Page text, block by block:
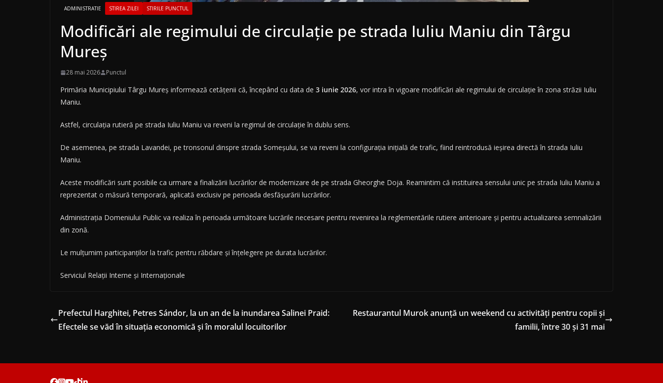
ADMINISTRATIE STIREA ZILEI STIRILE PUNCTUL
Modificări ale regimului de circulație pe strada Iuliu Maniu din Târgu
Mureș
28 mai 2026 Punctul
Primăria Municipiului Târgu Mureș informează cetățenii că, începând cu data de 3 iunie 2026, vor intra în vigoare modificări ale regimului de circulație în zona străzii Iuliu
Maniu.
Astfel, circulația rutieră pe strada Iuliu Maniu va reveni la regimul de circulație în dublu sens.
De asemenea, pe strada Lavandei, pe tronsonul dinspre strada Someșului, se va reveni la configurația inițială de trafic, fiind reintrodusă ieșirea directă în strada Iuliu
Maniu.
Aceste modificări sunt posibile ca urmare a finalizării lucrărilor de modernizare de pe strada Gheorghe Doja. Reamintim că instituirea sensului unic pe strada Iuliu Maniu a
reprezentat o măsură temporară, aplicată exclusiv pe perioada desfășurării lucrărilor.
Administrația Domeniului Public va realiza în perioada următoare lucrările necesare pentru revenirea la reglementările rutiere anterioare și pentru actualizarea semnalizării
din zonă.
Le mulțumim participanților la trafic pentru răbdare și înțelegere pe durata lucrărilor.
Serviciul Relații Interne și Internaționale
Prefectul Harghitei, Petres Sándor, la un an de la inundarea Salinei Praid:
Efectele se văd în situația economică și în moralul locuitorilor
Restaurantul Murok anunță un weekend cu activități pentru copii și
familii, între 30 și 31 mai